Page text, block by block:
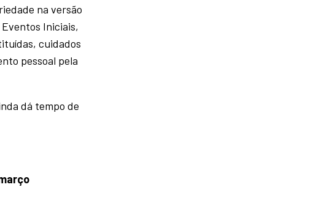
na versão
Iniciais,
cuidados
pessoal pela
dá tempo de